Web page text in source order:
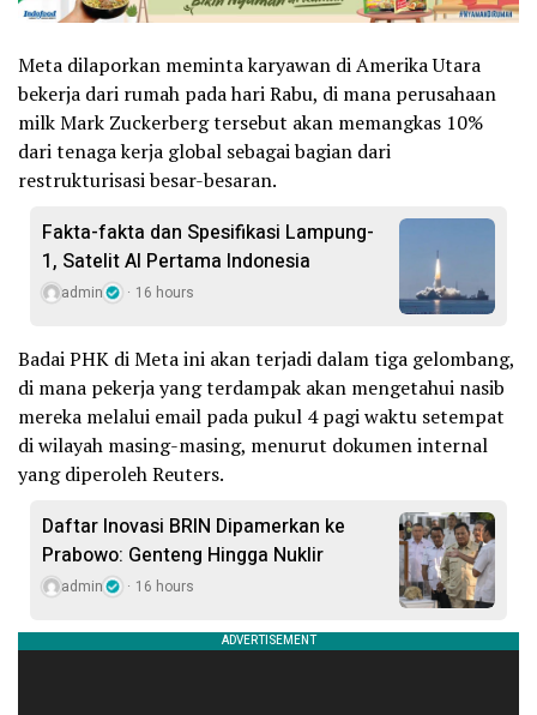
Meta dilaporkan meminta karyawan di Amerika Utara
bekerja dari rumah pada hari Rabu, di mana perusahaan
milk Mark Zuckerberg tersebut akan memangkas 10%
dari tenaga kerja global sebagai bagian dari
restrukturisasi besar-besaran.
Fakta-fakta dan Spesifikasi Lampung-
1, Satelit AI Pertama Indonesia
admin 16 hours
Badai PHK di Meta ini akan terjadi dalam tiga gelombang,
di mana pekerja yang terdampak akan mengetahui nasib
mereka melalui email pada pukul 4 pagi waktu setempat
di wilayah masing-masing, menurut dokumen internal
yang diperoleh Reuters.
Daftar Inovasi BRIN Dipamerkan ke
Prabowo: Genteng Hingga Nuklir
admin 16 hours